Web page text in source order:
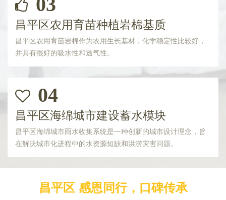
昌平区农用育苗种植岩棉基质
昌平区农用育苗岩棉作为农用生长基材，化学稳定性比较好，
并具有很好的吸水性和透气性。
04
昌平区海绵城市建设蓄水模块
昌平区海绵城市雨水收集系统是一种创新的城市设计理念，旨
在解决城市化进程中的水资源短缺和洪涝灾害问题。
昌平区 感恩同行，口碑传承